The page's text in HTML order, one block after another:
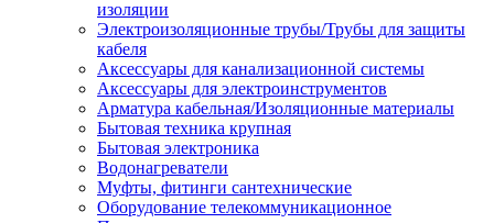
изоляции
Электроизоляционные трубы/Трубы для защиты
кабеля
Аксессуары для канализационной системы
Аксессуары для электроинструментов
Арматура кабельная/Изоляционные материалы
Бытовая техника крупная
Бытовая электроника
Водонагреватели
Муфты, фитинги сантехнические
Оборудование телекоммуникационное